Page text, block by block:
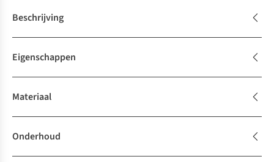
Beschrijving
Eigenschappen
Materiaal
Onderhoud